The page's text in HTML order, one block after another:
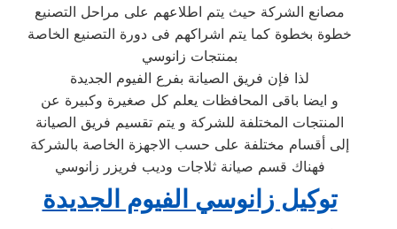
مصانع الشركة حيث يتم اطلاعهم على مراحل التصنيع
خطوة بخطوة كما يتم اشراكهم فى دورة التصنيع الخاصة
بمنتجات زانوسي
لذا فإن فريق الصيانة بفرع الفيوم الجديدة
و ايضا باقى المحافظات يعلم كل صغيرة وكبيرة عن
المنتجات المختلفة للشركة و يتم تقسيم فريق الصيانة
إلى أقسام مختلفة على حسب الاجهزة الخاصة بالشركة
فهناك قسم صيانة ثلاجات وديب فريزر زانوسي
توكيل زانوسي الفيوم الجديدة